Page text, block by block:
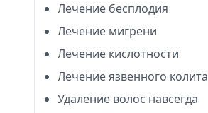
Лечение бесплодия
Лечение мигрени
Лечение кислотности
Лечение язвенного колита
Удаление волос навсегда